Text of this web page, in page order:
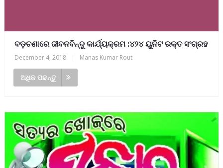
ବଡ଼ଚଣାରେ ଜୀବନବିନ୍ଦୁ କାର୍ଯ୍ୟକ୍ରମ :୪୨୪ ୟୁନିଟ ରକ୍ତ ସଂଗ୍ରହ
December 4, 2018 Manas Kumar Rout
ଅଧିକ ପଢନ୍ତୁ